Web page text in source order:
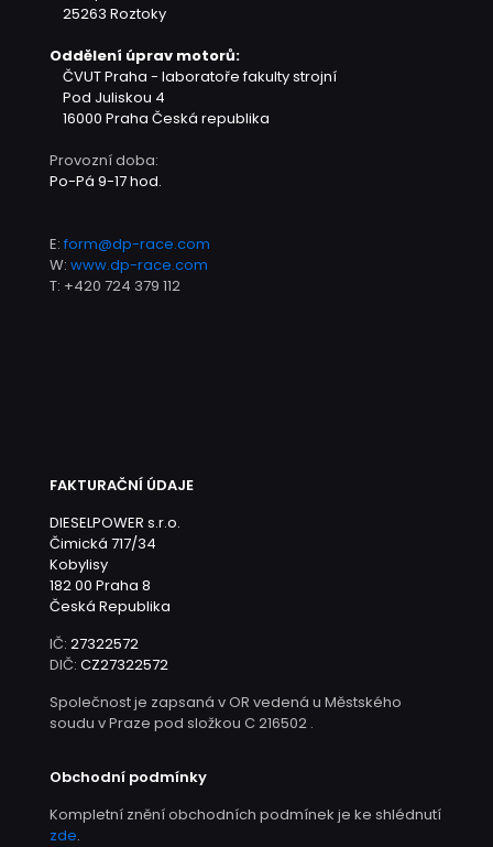
25263 Roztoky
Oddělení úprav motorů:
ČVUT Praha - laboratoře fakulty strojní
Pod Juliskou 4
16000 Praha Česká republika
Provozní doba:
Po-Pá 9-17 hod.
E: form@dp-race.com
W: www.dp-race.com
T: +420 724 379 112
FAKTURAČNÍ ÚDAJE
DIESELPOWER s.r.o.
Čimická 717/34
Kobylisy
182 00 Praha 8
Česká Republika
IČ: 27322572
DIČ: CZ27322572
Společnost je zapsaná v OR vedená u Městského
soudu v Praze pod složkou C 216502 .
Obchodní podmínky
Kompletní znění obchodních podmínek je ke shlédnutí
zde.